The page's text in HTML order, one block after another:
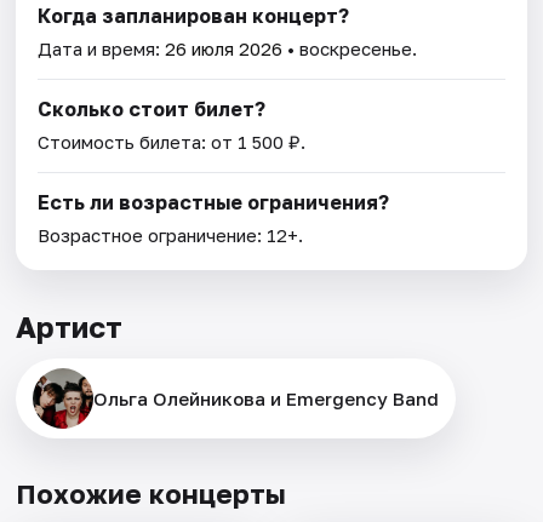
Когда запланирован концерт?
Дата и время:26 июля 2026 • воскресенье.
Сколько стоит билет?
Стоимость билета: от 1 500 ₽.
Есть ли возрастные ограничения?
Возрастное ограничение: 12+.
Артист
Ольга Олейникова и Emergency Band
Похожие концерты